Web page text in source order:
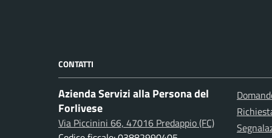
CONTATTI
Azienda Servizi alla Persona del
Forlivese
Via Piccinini 66, 47016 Predappio (FC)